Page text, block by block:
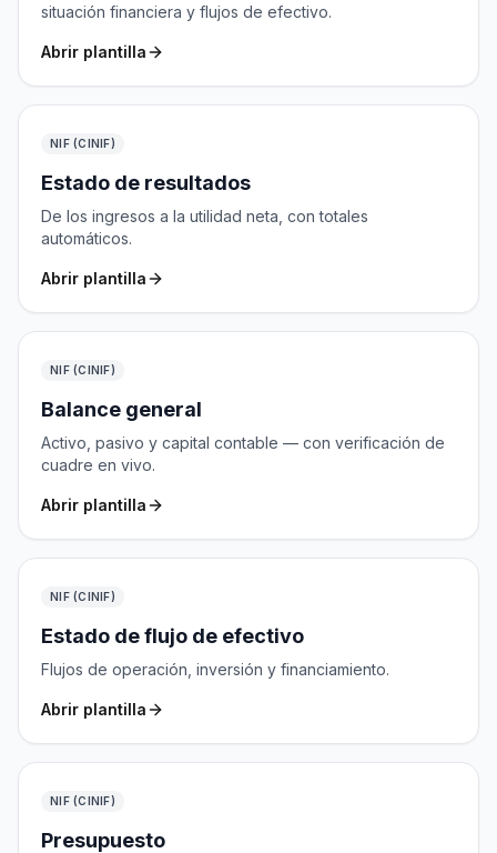
situación financiera y flujos de efectivo.
Abrir plantilla
NIF (CINIF)
Estado de resultados
De los ingresos a la utilidad neta, con totales
automáticos.
Abrir plantilla
NIF (CINIF)
Balance general
Activo, pasivo y capital contable — con verificación de
cuadre en vivo.
Abrir plantilla
NIF (CINIF)
Estado de flujo de efectivo
Flujos de operación, inversión y financiamiento.
Abrir plantilla
NIF (CINIF)
Presupuesto